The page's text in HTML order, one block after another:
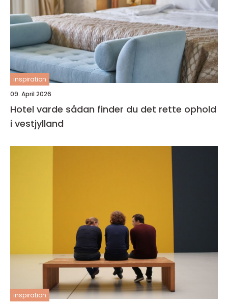
inspiration
09. April 2026
Hotel varde sådan finder du det rette ophold
i vestjylland
inspiration